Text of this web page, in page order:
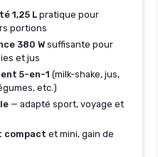
1,25 L pratique pour
portions
380 Wsuffisante pour
et jus
5-en-1 (milk-shake, jus,
etc.)
— adapté sport, voyage et
compact et mini, gain de